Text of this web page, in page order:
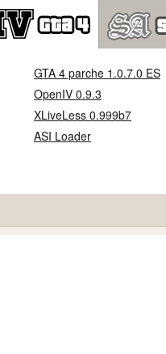
GTA 4 parche 1.0.7.0 ES
OpenIV 0.9.3
XLiveLess 0.999b7
ASI Loader